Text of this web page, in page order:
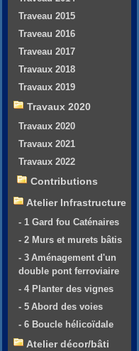
Traveau 2015
Traveau 2016
Traveau 2017
Travaux 2018
Travaux 2019
Travaux 2020
Travaux 2020
Travaux 2021
Travaux 2022
Contributions
Atelier Infrastructure
- 1 Gard fou Caténaires
- 2 Murs et murets bâtis
- 3 Aménagement d'un
double pont ferroviaire
- 4 Planter des vignes
- 5 Abord des voies
- 6 Boucle hélicoïdale
Atelier décor/bâti